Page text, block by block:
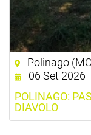
Polinago
06 Set 2026
POLINAGO:
DIAVOLO